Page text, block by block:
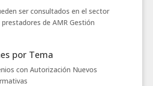
ser consultados en el sector
de AMR Gestión
por Tema
con Autorización Nuevos